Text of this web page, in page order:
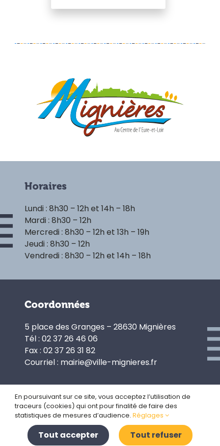
Horaires
Lundi : 8h30 – 12h et 14h – 18h
Mardi : 8h30 – 12h
Mercredi : 8h30 – 12h et 13h – 19h
Jeudi : 8h30 – 12h
Vendredi : 8h30 – 12h et 14h – 18h
Coordonnées
5 place des Granges – 28630 Mignières
Tél : 02 37 26 46 06
Fax : 02 37 26 31 82
Courriel : mairie@ville-mignieres.fr
Politique de confidentialité
Gestion des cookies
Plan du site
Mentions légales
En poursuivant sur ce site, vous acceptez l’utilisation de
traceurs (cookies) qui ont pour finalité de faire des
statistiques de mesures d’audience. Réglages
Tout accepter Tout refuser